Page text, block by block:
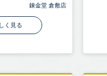
錬金堂 倉敷店
く見る